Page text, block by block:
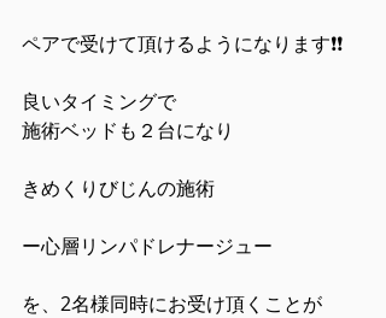
ペアで受けて頂けるようになります❗❗
良いタイミングで
施術ベッドも２台になり
きめくりびじんの施術
ー心層リンパドレナージュー
を、2名様同時にお受け頂くことが